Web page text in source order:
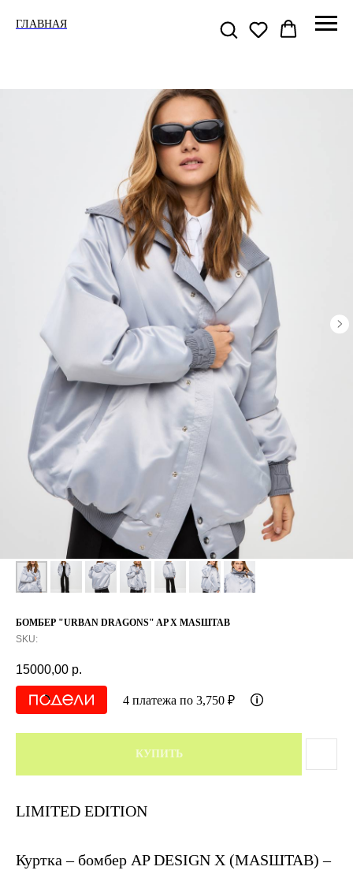
ГЛАВНАЯ
БОМБЕР "URBAN DRAGONS" AP X MASШTAB
SKU:
15000,00 р.
4 платежа по 3,750 ₽
КУПИТЬ
LIMITED EDITION
Куртка – бомбер AP DESIGN X (MASШTAB) –